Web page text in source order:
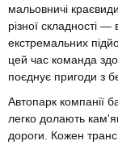
мальовничі
різної складності —
екстремальних
цей час команда
поєднує пригоди з
Автопарк компанії
легко долають
дороги. Кожен